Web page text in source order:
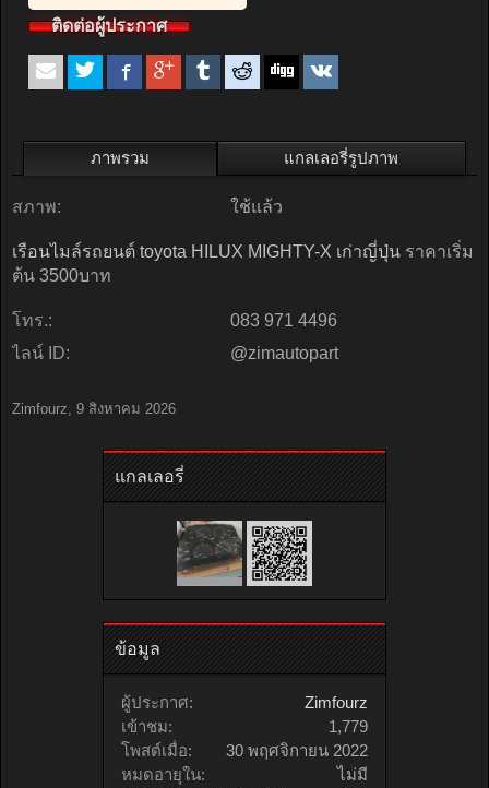
ติดต่อผู้ประกาศ
ภาพรวม แกลเลอรี่รูปภาพ
สภาพ: ใช้แล้ว
เรือนไมล์รถยนต์ toyota HILUX MIGHTY-X เก่าญี่ปุ่น ราคาเริ่ม
ต้น 3500บาท
โทร.:
083 971 4496
ไลน์ ID:
@zimautopart
Zimfourz, 9 สิงหาคม 2026
แกลเลอรี่
ข้อมูล
ผู้ประกาศ:
Zimfourz
เข้าชม:
1,779
โพสต์เมื่อ:
30 พฤศจิกายน 2022
หมดอายุใน:
ไม่มี